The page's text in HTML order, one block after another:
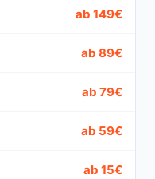
ab 149€
ab 89€
ab 79€
ab 59€
ab 15€